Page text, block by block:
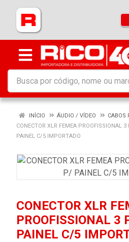
INÍCIO ÁUDIO / VÍDEO
CABOS
CONECTOR XLR FEMEA PROOFISSIONAL
PAINEL C/5 IMPORTADO
CONECTOR XLR
PROOFISSIONAL 3
PAINEL C/5